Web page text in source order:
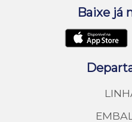
Baixe já